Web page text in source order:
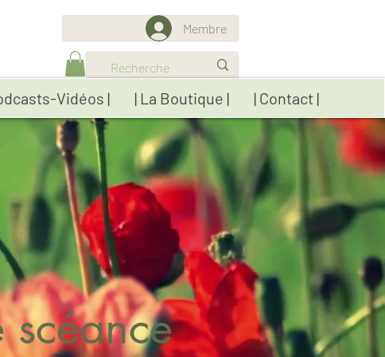
Membre
Vidéos | | La Boutique | | Contact |
scéance